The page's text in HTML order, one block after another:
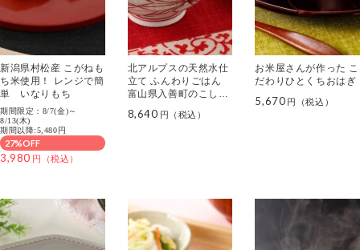
新潟県村松産 こがねも
ち米使用！ レンジで簡
単 いなりもち
期間限定：8/7(金)～
8/13(木)
期間以降:5,480円
27%OFF
3,980
北アルプスの天然水仕
立て ふんわりごはん
富山県入善町のこしひ
8,640
お米屋さんが作った こ
だわりひとくちおはぎ
5,670